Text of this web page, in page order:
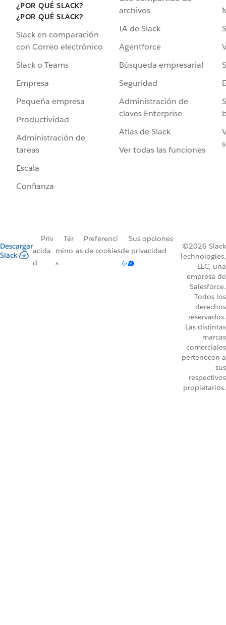
¿POR QUÉ SLACK?
¿POR QUÉ SLACK?
Slack en comparación
con Correo electrónico
Slack o Teams
Empresa
Pequeña empresa
Productividad
Administración de
tareas
Escala
Confianza
archivos
IA de Slack
Agentforce
Búsqueda empresarial
Seguridad
Administración de
claves Enterprise
Atlas de Slack
Ver todas las funciones
Descargar
Slack
Priv
acida
d
Tér
mino
s
Preferenci
as de cookies
Sus opciones
de privacidad
©2026 Slack
Technologies,
LLC, una
empresa de
Salesforce.
Todos los
derechos
reservados.
Las distintas
marcas
comerciales
pertenecen a
sus
respectivos
propietarios.